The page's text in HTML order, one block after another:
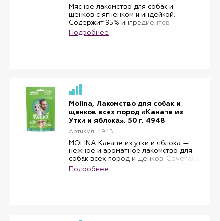
Мясное лакомство для собак и
щенков с ягненком и индейкой.
Содержит 95% ингредиентов
животного происхождения и
отличается насыщенным мясным
удобно использовать для поощрения
во время тренировок, прогулок и игр.
Подходит для собак и щенков всех
пород.
Подробнее
Molina, Лакомство для собак и
щенков всех пород «Канапе из
Утки и яблока», 50 г, 4948
Артикул: 4948
MOLINA Канапе из утки и яблока —
нежное и ароматное лакомство для
собак всех пород и щенков. Сочетает
отборное филе утки, курицы и трески
с лёгкой фруктовой ноткой яблока,
Подробнее